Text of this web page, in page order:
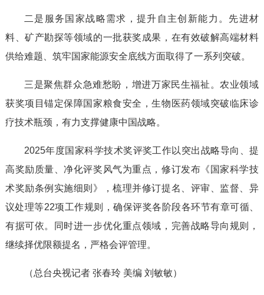
二是服务国家战略需求，提升自主创新能力。先进材
料、矿产勘探等领域的一批获奖成果，在有效破解高端材料
供给难题、筑牢国家能源安全底线方面取得了一系列突破。
三是聚焦群众急难愁盼，增进万家民生福祉。农业领域
获奖项目锚定保障国家粮食安全，生物医药领域突破临床诊
疗技术瓶颈，有力支撑健康中国战略。
2025年度国家科学技术奖评奖工作以突出战略导向、提
高奖励质量、净化评奖风气为重点，修订发布《国家科学技
术奖励条例实施细则》，梳理并修订提名、评审、监督、异
议处理等22项工作规则，确保评奖各阶段各环节有章可循、
有据可依。同时进一步优化重点领域，完善战略导向规则，
继续择优限额提名，严格会评管理。
（总台央视记者 张春玲 美编 刘敏敏）